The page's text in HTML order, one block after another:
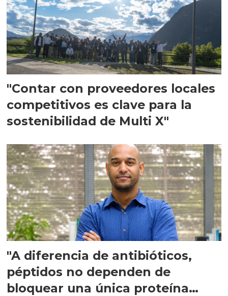
"Contar con proveedores locales
competitivos es clave para la
sostenibilidad de Multi X"
"A diferencia de antibióticos,
péptidos no dependen de
bloquear una única proteína